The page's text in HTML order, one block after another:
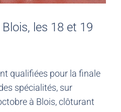
les 18 et 19
qualifiées pour la finale
spécialités, sur
à Blois, clôturant